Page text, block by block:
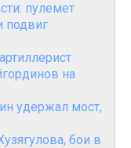
пулемет
подвиг
на
удержал мост,
бои в